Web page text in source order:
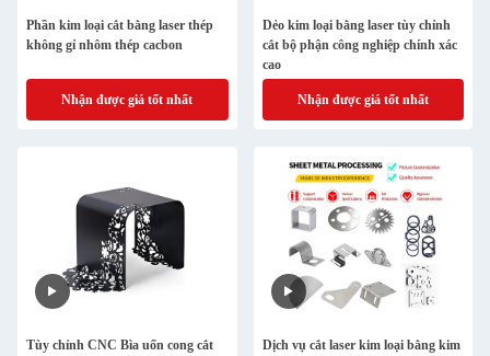
Phần kim loại cắt bằng laser thép
không gỉ nhôm thép cacbon
Nhận được giá tốt nhất
Dẻo kim loại bằng laser tùy chỉnh
cắt bộ phận công nghiệp chính xác
cao
Nhận được giá tốt nhất
Tùy chỉnh CNC Bìa uốn cong cắt
Dịch vụ cắt laser kim loại bằng kim